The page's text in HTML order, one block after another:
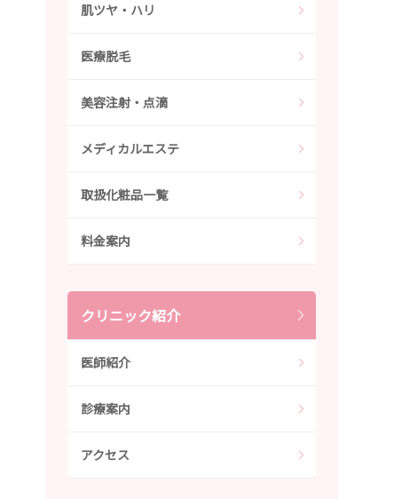
肌ツヤ・ハリ
医療脱毛
美容注射・点滴
メディカルエステ
取扱化粧品一覧
料金案内
クリニック紹介
医師紹介
診療案内
アクセス